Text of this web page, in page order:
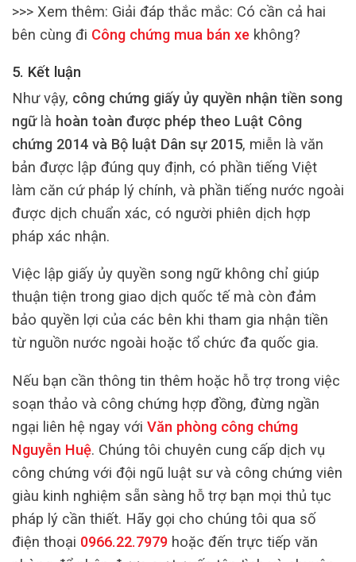
>>> Xem thêm: Giải đáp thắc mắc: Có cần cả hai
bên cùng đi Công chứng mua bán xe không?
5. Kết luận
Như vậy, công chứng giấy ủy quyền nhận tiền song
ngữlà hoàn toàn được phép theo Luật Công
chứng 2014 và Bộ luật Dân sự 2015, miễn là văn
bản được lập đúng quy định, có phần tiếng Việt
làm căn cứ pháp lý chính, và phần tiếng nước ngoài
được dịch chuẩn xác, có người phiên dịch hợp
pháp xác nhận.
Việc lập giấy ủy quyền song ngữ không chỉ giúp
thuận tiện trong giao dịch quốc tế mà còn đảm
bảo quyền lợi của các bên khi tham gia nhận tiền
từ nguồn nước ngoài hoặc tổ chức đa quốc gia.
Nếu bạn cần thông tin thêm hoặc hỗ trợ trong việc
soạn thảo và công chứng hợp đồng, đừng ngần
ngại liên hệ ngay với Văn phòng công chứng
Nguyễn Huệ. Chúng tôi chuyên cung cấp dịch vụ
công chứng với đội ngũ luật sư và công chứng viên
giàu kinh nghiệm sẵn sàng hỗ trợ bạn mọi thủ tục
pháp lý cần thiết. Hãy gọi cho chúng tôi qua số
điện thoại 0966.22.7979 hoặc đến trực tiếp văn